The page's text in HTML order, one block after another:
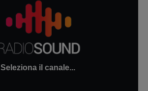
Seleziona il canale...